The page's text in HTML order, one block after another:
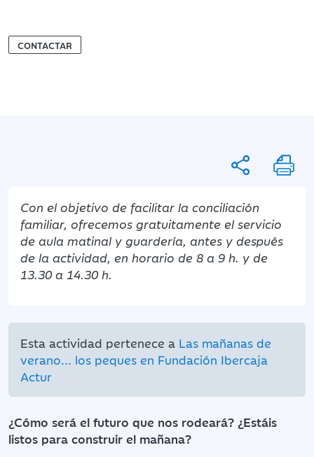
CONTACTAR
Con el objetivo de facilitar la conciliación
familiar, ofrecemos gratuitamente el servicio
de aula matinal y guardería, antes y después
de la actividad, en horario de 8 a 9 h. y de
13.30 a 14.30 h.
Esta actividad pertenece a Las mañanas de
verano... los peques en Fundación Ibercaja
Actur
¿Cómo será el futuro que nos rodeará? ¿Estáis
listos para construir el mañana?